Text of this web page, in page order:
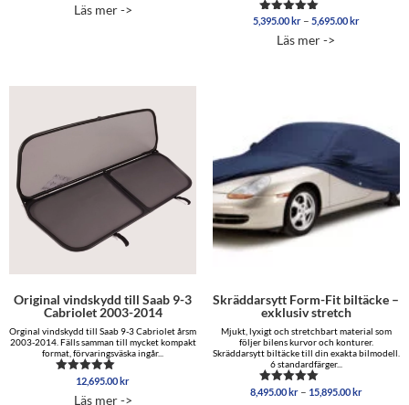
av 5
Läs mer ->
Betygsatt
av 5
5,395.00 kr – 5,695.00 kr
Läs mer ->
Original vindskydd till Saab 9-3
Cabriolet 2003-2014
Orginal vindskydd till Saab 9-3 Cabriolet årsm
2003-2014. Fälls samman till mycket kompakt
format, förvaringsväska ingår...
Betygsatt
av 5
12,695.00kr
Läs mer ->
Skräddarsytt Form-Fit biltäcke –
exklusiv stretch
Mjukt, lyxigt och stretchbart material som
följer bilens kurvor och konturer.
Skräddarsytt biltäcke till din exakta bilmodell.
6 standardfärger...
Betygsatt
8,495.00kr – 15,895.00kr